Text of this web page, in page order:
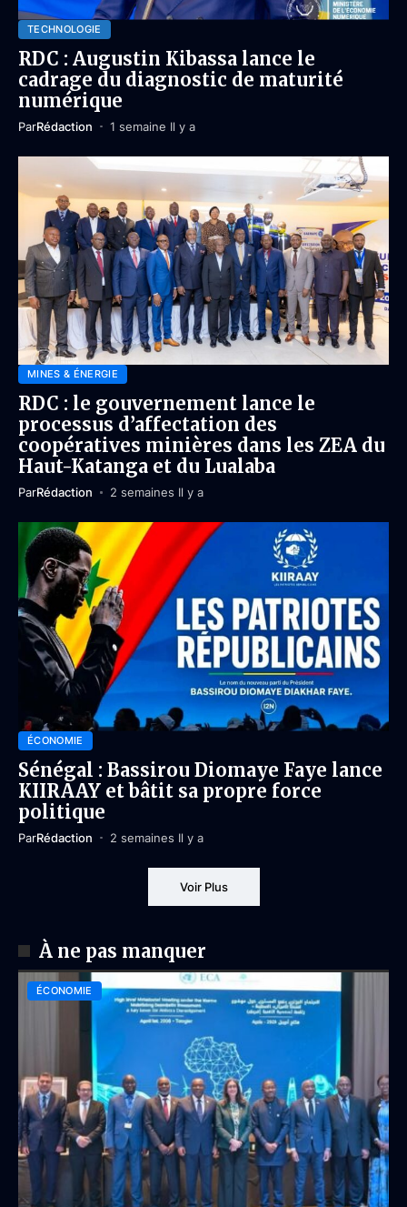
TECHNOLOGIE
RDC : Augustin Kibassa lance le
cadrage du diagnostic de maturité
numérique
ParRédaction 1 semaine Il y a
MINES & ÉNERGIE
RDC : le gouvernement lance le
processus d’affectation des
coopératives minières dans les ZEA du
Haut-Katanga et du Lualaba
ParRédaction 2 semaines Il y a
ÉCONOMIE
Sénégal : Bassirou Diomaye Faye lance
KIIRAAY et bâtit sa propre force
politique
ParRédaction 2 semaines Il y a
Voir Plus
À ne pas manquer
ÉCONOMIE